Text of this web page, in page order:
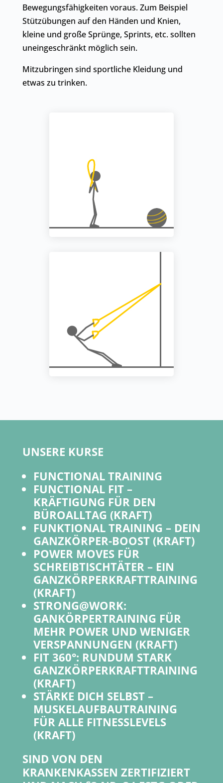
Bewegungsfähigkeiten voraus. Zum Beispiel
Stützübungen auf den Händen und Knien,
kleine und große Sprünge, Sprints, etc. sollten
uneingeschränkt möglich sein.
Mitzubringen sind sportliche Kleidung und
etwas zu trinken.
UNSERE KURSE
FUNCTIONAL TRAINING
FUNCTIONAL FIT –
KRÄFTIGUNG FÜR DEN
BÜROALLTAG (KRAFT)
FUNKTIONAL TRAINING – DEIN
GANZKÖRPER-BOOST (KRAFT)
POWER MOVES FÜR
SCHREIBTISCHTÄTER – EIN
GANZKÖRPERKRAFTTRAINING
(KRAFT)
STRONG@WORK:
GANKÖRPERTRAINING FÜR
MEHR POWER UND WENIGER
VERSPANNUNGEN (KRAFT)
FIT 360°: RUNDUM STARK
GANZKÖRPERKRAFTTRAINING
(KRAFT)
STÄRKE DICH SELBST –
MUSKELAUFBAUTRAINING
FÜR ALLE FITNESSLEVELS
(KRAFT)
SIND VON DEN
KRANKENKASSEN ZERTIFIZIERT